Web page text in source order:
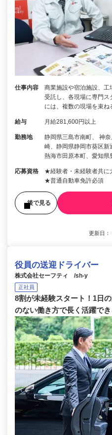
仕事内容
商業施設や宿泊施設、工
受託し、各現場に専門ス
には、複数の現場を束ね
給与 月給281,600円以上
勤務地
静岡県三島市南町、 神
崎、静岡県静岡市葵区新
熱海市田原本町、愛知県
応募資格
★経験者・未経験者共に
★普通自動車免許必須
後で見る
更新日
役員の送迎ドライバー
株式会社セーフティ /sh-y
正社員
8割が未経験スタート！1日
のない働き方で長く活躍でき